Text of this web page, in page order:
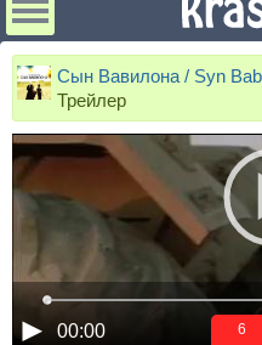
Сын Вавилона / Syn
Трейлер
00:00 5